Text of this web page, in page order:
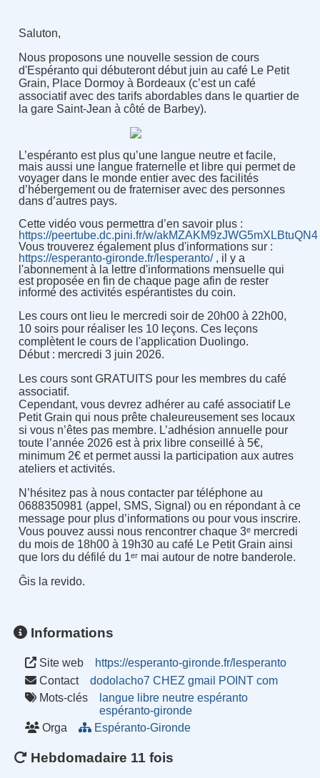
Saluton,
Nous proposons une nouvelle session de cours
d'Espéranto qui débuteront début juin au café Le Petit
Grain, Place Dormoy à Bordeaux (c’est un café
associatif avec des tarifs abordables dans le quartier de
la gare Saint-Jean à côté de Barbey).
L’espéranto est plus qu’une langue neutre et facile,
mais aussi une langue fraternelle et libre qui permet de
voyager dans le monde entier avec des facilités
d’hébergement ou de fraterniser avec des personnes
dans d’autres pays.
Cette vidéo vous permettra d’en savoir plus :
https://peertube.dc.pini.fr/w/akMZAKM9zJWG5mXLBtuQN4
Vous trouverez également plus d'informations sur :
https://esperanto-gironde.fr/lesperanto/, il y a
l'abonnement à la lettre d'informations mensuelle qui
est proposée en fin de chaque page afin de rester
informé des activités espérantistes du coin.
Les cours ont lieu le mercredi soir de 20h00 à 22h00,
10 soirs pour réaliser les 10 leçons. Ces leçons
complètent le cours de l'application Duolingo.
Début : mercredi 3 juin 2026.
Les cours sont GRATUITS pour les membres du café
associatif.
Cependant, vous devrez adhérer au café associatif Le
Petit Grain qui nous prête chaleureusement ses locaux
si vous n’êtes pas membre. L’adhésion annuelle pour
toute l’année 2026 est à prix libre conseillé à 5€,
minimum 2€ et permet aussi la participation aux autres
ateliers et activités.
N’hésitez pas à nous contacter par téléphone au
0688350981 (appel, SMS, Signal) ou en répondant à ce
message pour plus d’informations ou pour vous inscrire.
Vous pouvez aussi nous rencontrer chaque 3ᵉ mercredi
du mois de 18h00 à 19h30 au café Le Petit Grain ainsi
que lors du défilé du 1ᵉʳ mai autour de notre banderole.
Ĝis la revido.
Informations
Site web
https://esperanto-gironde.fr/lesperanto
Contact
dodolacho7 CHEZ gmail POINT com
Mots-clés
langue libre neutre espéranto
espéranto-gironde
Orga
Espéranto-Gironde
Hebdomadaire 11 fois